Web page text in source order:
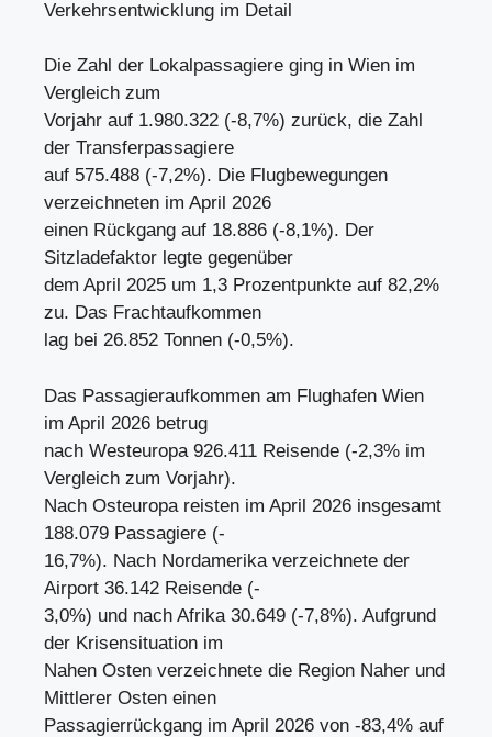
Verkehrsentwicklung im Detail
Die Zahl der Lokalpassagiere ging in Wien im
Vergleich zum
Vorjahr auf 1.980.322 (-8,7%) zurück, die Zahl
der Transferpassagiere
auf 575.488 (-7,2%). Die Flugbewegungen
verzeichneten im April 2026
einen Rückgang auf 18.886 (-8,1%). Der
Sitzladefaktor legte gegenüber
dem April 2025 um 1,3 Prozentpunkte auf 82,2%
zu. Das Frachtaufkommen
lag bei 26.852 Tonnen (-0,5%).
Das Passagieraufkommen am Flughafen Wien
im April 2026 betrug
nach Westeuropa 926.411 Reisende (-2,3% im
Vergleich zum Vorjahr).
Nach Osteuropa reisten im April 2026 insgesamt
188.079 Passagiere (-
16,7%). Nach Nordamerika verzeichnete der
Airport 36.142 Reisende (-
3,0%) und nach Afrika 30.649 (-7,8%). Aufgrund
der Krisensituation im
Nahen Osten verzeichnete die Region Naher und
Mittlerer Osten einen
Passagierrückgang im April 2026 von -83,4% auf